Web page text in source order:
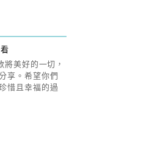
美好的一切，
享。希望你們
惜且幸福的過